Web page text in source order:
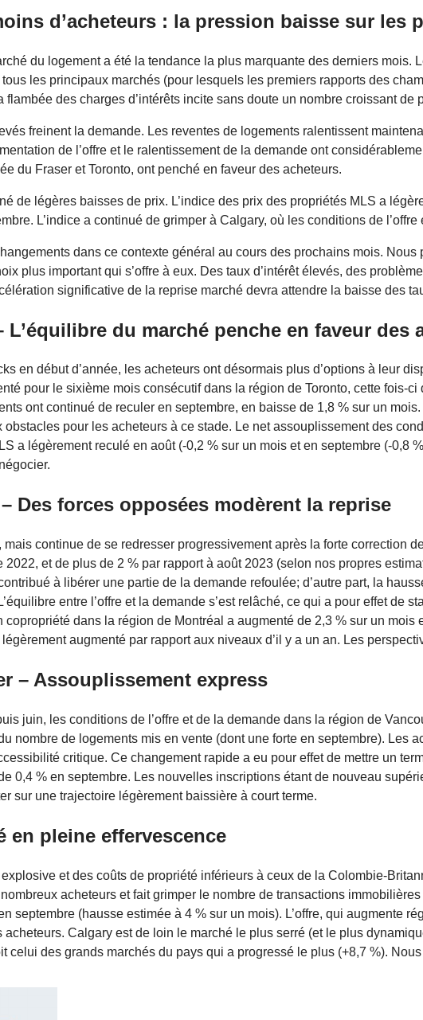
d’acheteurs : la pression baisse sur les
du logement a été la tendance la plus marquante des derniers
les principaux marchés (pour lesquels les premiers rapports des
des charges d’intérêts incite sans doute un nombre croissant de
freinent la demande. Les reventes de logements ralentissent
de l’offre et le ralentissement de la demande ont
du Fraser et Toronto, ont penché en faveur des acheteurs.
de légères baisses de prix. L’indice des prix des propriétés MLS a
L’indice a continué de grimper à Calgary, où les conditions de
dans ce contexte général au cours des prochains mois.
plus important qui s’offre à eux. Des taux d’intérêt élevés, des
significative de la reprise marché devra attendre la baisse des
L’équilibre du marché penche en faveur des
en début d’année, les acheteurs ont désormais plus d’options à leur
pour le sixième mois consécutif dans la région de Toronto, cette fois-
ont continué de reculer en septembre, en baisse de 1,8 % sur un
pour les acheteurs à ce stade. Le net assouplissement des
a légèrement reculé en août (-0,2 % sur un mois et en septembre (-
Des forces opposées modèrent la reprise
mais continue de se redresser progressivement après la forte correction
2022, et de plus de 2 % par rapport à août 2023 (selon nos propres
à libérer une partie de la demande refoulée; d’autre part, la
entre l’offre et la demande s’est relâché, ce qui a pour effet
copropriété dans la région de Montréal a augmenté de 2,3 % sur un
augmenté par rapport aux niveaux d’il y a un an. Les
– Assouplissement express
juin, les conditions de l’offre et de la demande dans la région de
nombre de logements mis en vente (dont une forte en septembre). Les
critique. Ce changement rapide a eu pour effet de mettre un
0,4 % en septembre. Les nouvelles inscriptions étant de nouveau
sur une trajectoire légèrement baissière à court terme.
en pleine effervescence
et des coûts de propriété inférieurs à ceux de la Colombie-
acheteurs et fait grimper le nombre de transactions
septembre (hausse estimée à 4 % sur un mois). L’offre, qui augmente
Calgary est de loin le marché le plus serré (et le plus
celui des grands marchés du pays qui a progressé le plus (+8,7 %).